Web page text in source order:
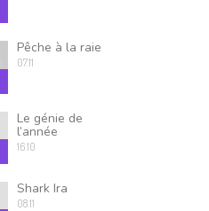
Pêche à la raie
07.11
Le génie de
l’année
16.10
Shark Ira
08.11